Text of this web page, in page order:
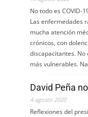
No todo es COVID-
Las enfermedades
mucha atención
crónicos, con
discapacitantes. No
más vulnerables.
David Peña
4 agosto 2020
Reflexiones del